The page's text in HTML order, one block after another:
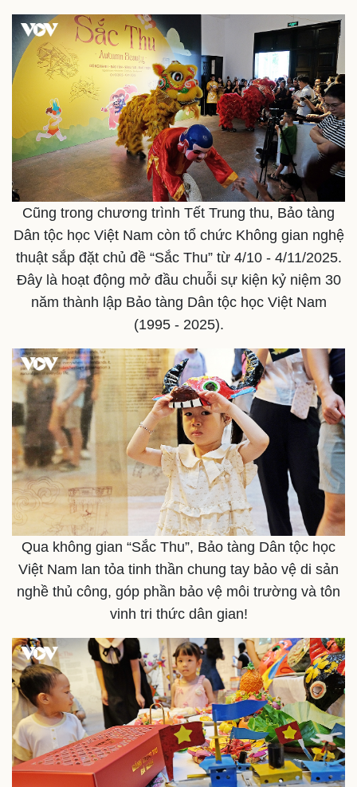
Pháp luật
Vụ án
Quân sự - Quốc phòng
Vũ khí
Việt Nam
Cũng trong chương trình Tết Trung thu, Bảo tàng
Dân tộc học Việt Nam còn tổ chức Không gian nghệ
thuật sắp đặt chủ đề “Sắc Thu” từ 4/10 - 4/11/2025.
Đây là hoạt động mở đầu chuỗi sự kiện kỷ niệm 30
năm thành lập Bảo tàng Dân tộc học Việt Nam
(1995 - 2025).
Qua không gian “Sắc Thu”, Bảo tàng Dân tộc học
Việt Nam lan tỏa tinh thần chung tay bảo vệ di sản
nghề thủ công, góp phần bảo vệ môi trường và tôn
vinh tri thức dân gian!